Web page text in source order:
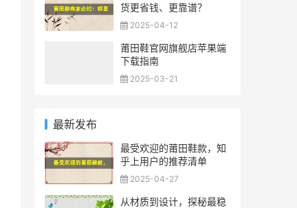
货更省钱、更靠谱？
2025-04-12
莆田鞋官网旗舰店苹果端
下载指南
2025-03-21
最新发布
最受欢迎的莆田鞋款，知
乎上用户的推荐清单
2025-04-27
从材质到设计，探秘最稳